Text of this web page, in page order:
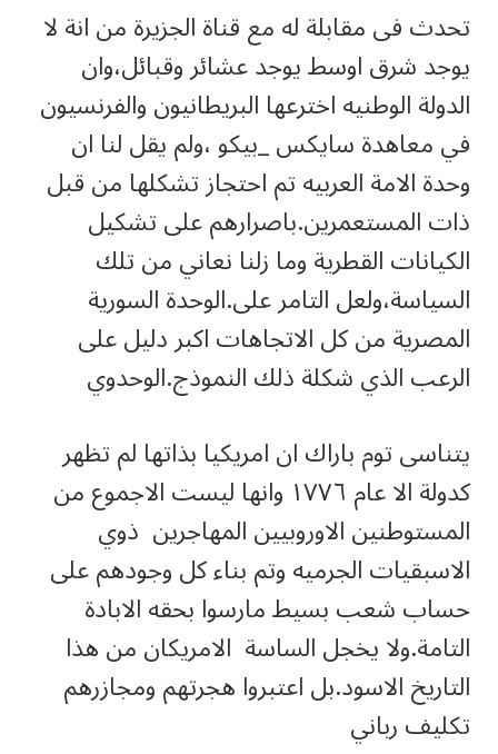
تحدث فى مقابلة له مع قناة الجزيرة من انة لا
يوجد شرق اوسط يوجد عشائر وقبائل،وان
الدولة الوطنيه اخترعها البريطانيون والفرنسيون
في معاهدة سايكس _بيكو ،ولم يقل لنا ان
وحدة الامة العربيه تم احتجاز تشكلها من قبل
ذات المستعمرين.باصرارهم على تشكيل
الكيانات القطرية وما زلنا نعاني من تلك
السياسة،ولعل التامر على.الوحدة السورية
المصرية من كل الاتجاهات اكبر دليل على
الرعب الذي شكلة ذلك النموذج.الوحدوي
يتناسى توم باراك ان امريكيا بذاتها لم تظهر
كدولة الا عام ١٧٧٦ وانها ليست الاجموع من
المستوطنين الاوروبيين المهاجرين ذوي
الاسبقيات الجرميه وتم بناء كل وجودهم على
حساب شعب بسيط مارسوا بحقه الابادة
التامة.ولا يخجل الساسة الامريكان من هذا
التاريخ الاسود.بل اعتبروا هجرتهم ومجازرهم
تكليف رباني